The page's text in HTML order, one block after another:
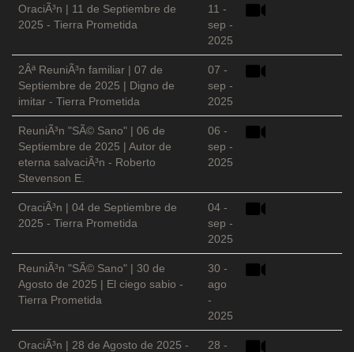
OraciÃ³n | 11 de Septiembre de
2025 - Tierra Prometida
11 -
sep -
2025
2Âª ReuniÃ³n familiar | 07 de
Septiembre de 2025 | Digno de
imitar - Tierra Prometida
07 -
sep -
2025
ReuniÃ³n "SÃ© Sano" | 06 de
Septiembre de 2025 | Autor de
eterna salvaciÃ³n - Roberto
Stevenson E.
06 -
sep -
2025
OraciÃ³n | 04 de Septiembre de
2025 - Tierra Prometida
04 -
sep -
2025
ReuniÃ³n "SÃ© Sano" | 30 de
Agosto de 2025 | El ciego sabio -
Tierra Prometida
30 -
ago
-
2025
OraciÃ³n | 28 de Agosto de 2025 -
28 -